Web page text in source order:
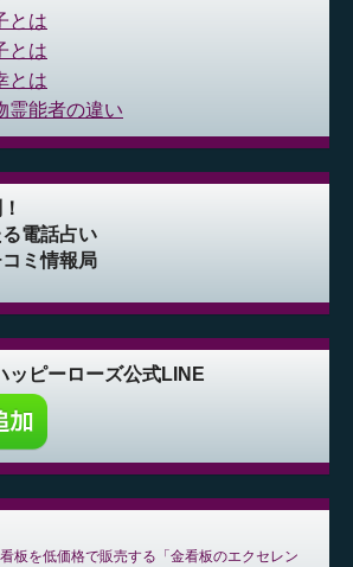
とは
とは
とは
霊能者の違い
電話占い
ミ情報局
ッピーローズ公式LINE
板を低価格で販売する「金看板のエクセレン